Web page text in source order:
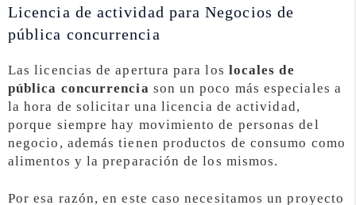
Licencia de actividad para Negocios de
pública concurrencia
Las licencias de apertura para los locales de
pública concurrencia son un poco más especiales a
la hora de solicitar una licencia de actividad,
porque siempre hay movimiento de personas del
negocio, además tienen productos de consumo como
alimentos y la preparación de los mismos.
Por esa razón, en este caso necesitamos un proyecto